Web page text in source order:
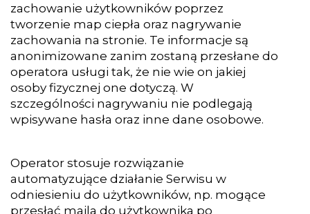
zachowanie użytkowników poprzez
tworzenie map ciepła oraz nagrywanie
zachowania na stronie. Te informacje są
anonimizowane zanim zostaną przesłane do
operatora usługi tak, że nie wie on jakiej
osoby fizycznej one dotyczą. W
szczególności nagrywaniu nie podlegają
wpisywane hasła oraz inne dane osobowe.
Operator stosuje rozwiązanie
automatyzujące działanie Serwisu w
odniesieniu do użytkowników, np. mogące
przesłać maila do użytkownika po